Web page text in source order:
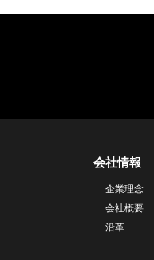
会社情報
企業理念
会社概要
沿革